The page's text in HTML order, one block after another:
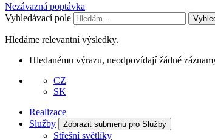
Nezávazná poptávka
Vyhledávací pole
Hledáme relevantní výsledky.
Hledanému výrazu, neodpovídají žádné
CZ
SK
Realizace
Služby
Zobrazit submenu pro Služby
Střešní světlíky